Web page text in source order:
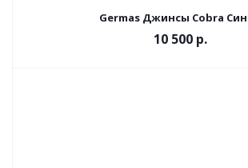
Germas Джинсы Cobra
10 500 р.